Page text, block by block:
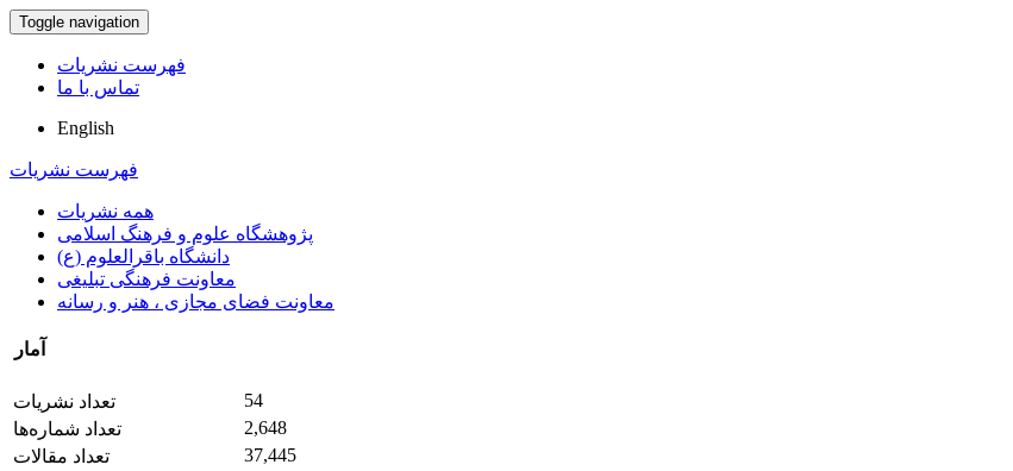
Toggle navigation
فهرست نشریات
تماس با ما
English
فهرست نشریات
همه نشریات
پژوهشگاه علوم و فرهنگ اسلامی
دانشگاه باقرالعلوم (ع)
معاونت فرهنگی تبلیغی
معاونت فضای مجازی ، هنر و رسانه
آمار
تعداد نشریات
54
تعداد شماره‌ها
2,648
تعداد مقالات
37,445